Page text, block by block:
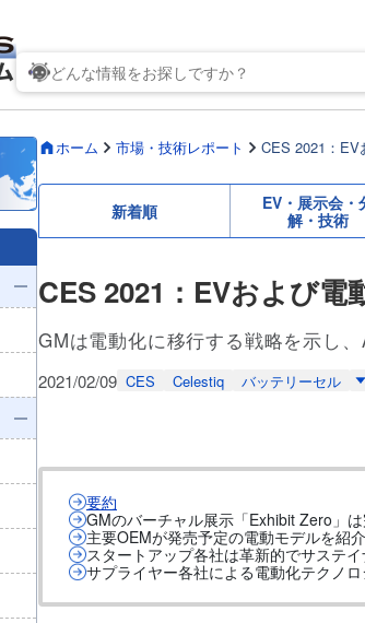
ホーム 市場・技術レポート CES 2021：EV
新着順
EV・展示会・
解・技術
CES 2021：EVおよび電
GMは電動化に移行する戦略を示し
2021/02/09 CES Celestiq バッテリーセル
要約
GMのバーチャル展示「Exhibit Zero」
主要OEMが発売予定の電動モデルを紹介
スタートアップ各社は革新的でサステ
サプライヤー各社による電動化テクノ